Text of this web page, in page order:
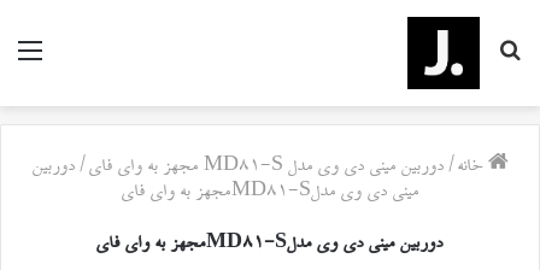
منو
برای
خانه / دوربین مینی دی وی مدل MD81-S مجهز به وای فای / دوربین
مینی دی وی مدلMD81-Sمجهز به وای فای
دوربین مینی دی وی مدلMD81-Sمجهز به وای فای